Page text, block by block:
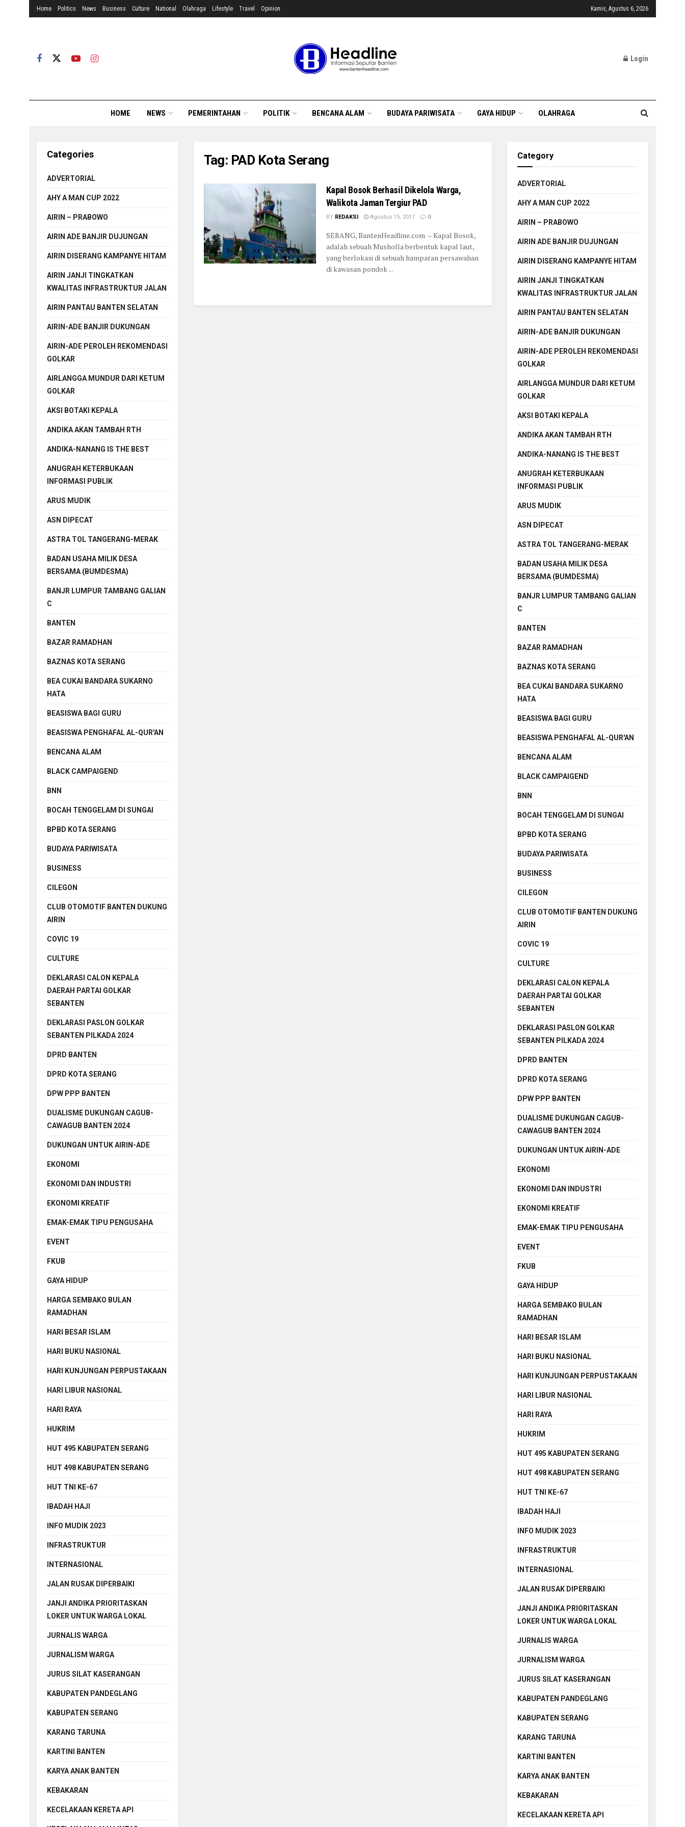
Home Politics News Business Culture National Olahraga Lifestyle Travel Opinion Kamis, Agustus 6, 2026
Login
HOME NEWS PEMERINTAHAN POLITIK BENCANA ALAM BUDAYA PARIWISATA GAYA HIDUP OLAHRAGA
Tag: PAD Kota Serang
Kapal Bosok Berhasil Dikelola Warga,
Walikota Jaman Tergiur PAD
BY REDAKSI Agustus 15, 2017 0
SERANG, BantenHeadline.com – Kapal Bosok,
adalah sebuah Musholla berbentuk kapal laut,
yang berlokasi di sebuah hamparan persawahan
di kawasan pondok ...
Categories
ADVERTORIAL
AHY A MAN CUP 2022
AIRIN – PRABOWO
AIRIN ADE BANJIR DUJUNGAN
AIRIN DISERANG KAMPANYE HITAM
AIRIN JANJI TINGKATKAN
KWALITAS INFRASTRUKTUR JALAN
AIRIN PANTAU BANTEN SELATAN
AIRIN-ADE BANJIR DUKUNGAN
AIRIN-ADE PEROLEH REKOMENDASI
GOLKAR
AIRLANGGA MUNDUR DARI KETUM
GOLKAR
AKSI BOTAKI KEPALA
ANDIKA AKAN TAMBAH RTH
ANDIKA-NANANG IS THE BEST
ANUGRAH KETERBUKAAN
INFORMASI PUBLIK
ARUS MUDIK
ASN DIPECAT
ASTRA TOL TANGERANG-MERAK
BADAN USAHA MILIK DESA
BERSAMA (BUMDESMA)
BANJR LUMPUR TAMBANG GALIAN
C
BANTEN
BAZAR RAMADHAN
BAZNAS KOTA SERANG
BEA CUKAI BANDARA SUKARNO
HATA
BEASISWA BAGI GURU
BEASISWA PENGHAFAL AL-QUR'AN
BENCANA ALAM
BLACK CAMPAIGEND
BNN
BOCAH TENGGELAM DI SUNGAI
BPBD KOTA SERANG
BUDAYA PARIWISATA
BUSINESS
CILEGON
CLUB OTOMOTIF BANTEN DUKUNG
AIRIN
COVIC 19
CULTURE
DEKLARASI CALON KEPALA
DAERAH PARTAI GOLKAR
SEBANTEN
DEKLARASI PASLON GOLKAR
SEBANTEN PILKADA 2024
DPRD BANTEN
DPRD KOTA SERANG
DPW PPP BANTEN
DUALISME DUKUNGAN CAGUB-
CAWAGUB BANTEN 2024
DUKUNGAN UNTUK AIRIN-ADE
EKONOMI
EKONOMI DAN INDUSTRI
EKONOMI KREATIF
EMAK-EMAK TIPU PENGUSAHA
EVENT
FKUB
GAYA HIDUP
HARGA SEMBAKO BULAN
RAMADHAN
HARI BESAR ISLAM
HARI BUKU NASIONAL
HARI KUNJUNGAN PERPUSTAKAAN
HARI LIBUR NASIONAL
HARI RAYA
HUKRIM
HUT 495 KABUPATEN SERANG
HUT 498 KABUPATEN SERANG
HUT TNI KE-67
IBADAH HAJI
INFO MUDIK 2023
INFRASTRUKTUR
INTERNASIONAL
JALAN RUSAK DIPERBAIKI
JANJI ANDIKA PRIORITASKAN
LOKER UNTUK WARGA LOKAL
JURNALIS WARGA
JURNALISM WARGA
JURUS SILAT KASERANGAN
KABUPATEN PANDEGLANG
KABUPATEN SERANG
KARANG TARUNA
KARTINI BANTEN
KARYA ANAK BANTEN
KEBAKARAN
KECELAKAAN KERETA API
Category
ADVERTORIAL
AHY A MAN CUP 2022
AIRIN – PRABOWO
AIRIN ADE BANJIR DUJUNGAN
AIRIN DISERANG KAMPANYE HITAM
AIRIN JANJI TINGKATKAN
KWALITAS INFRASTRUKTUR JALAN
AIRIN PANTAU BANTEN SELATAN
AIRIN-ADE BANJIR DUKUNGAN
AIRIN-ADE PEROLEH REKOMENDASI
GOLKAR
AIRLANGGA MUNDUR DARI KETUM
GOLKAR
AKSI BOTAKI KEPALA
ANDIKA AKAN TAMBAH RTH
ANDIKA-NANANG IS THE BEST
ANUGRAH KETERBUKAAN
INFORMASI PUBLIK
ARUS MUDIK
ASN DIPECAT
ASTRA TOL TANGERANG-MERAK
BADAN USAHA MILIK DESA
BERSAMA (BUMDESMA)
BANJR LUMPUR TAMBANG GALIAN
C
BANTEN
BAZAR RAMADHAN
BAZNAS KOTA SERANG
BEA CUKAI BANDARA SUKARNO
HATA
BEASISWA BAGI GURU
BEASISWA PENGHAFAL AL-QUR'AN
BENCANA ALAM
BLACK CAMPAIGEND
BNN
BOCAH TENGGELAM DI SUNGAI
BPBD KOTA SERANG
BUDAYA PARIWISATA
BUSINESS
CILEGON
CLUB OTOMOTIF BANTEN DUKUNG
AIRIN
COVIC 19
CULTURE
DEKLARASI CALON KEPALA
DAERAH PARTAI GOLKAR
SEBANTEN
DEKLARASI PASLON GOLKAR
SEBANTEN PILKADA 2024
DPRD BANTEN
DPRD KOTA SERANG
DPW PPP BANTEN
DUALISME DUKUNGAN CAGUB-
CAWAGUB BANTEN 2024
DUKUNGAN UNTUK AIRIN-ADE
EKONOMI
EKONOMI DAN INDUSTRI
EKONOMI KREATIF
EMAK-EMAK TIPU PENGUSAHA
EVENT
FKUB
GAYA HIDUP
HARGA SEMBAKO BULAN
RAMADHAN
HARI BESAR ISLAM
HARI BUKU NASIONAL
HARI KUNJUNGAN PERPUSTAKAAN
HARI LIBUR NASIONAL
HARI RAYA
HUKRIM
HUT 495 KABUPATEN SERANG
HUT 498 KABUPATEN SERANG
HUT TNI KE-67
IBADAH HAJI
INFO MUDIK 2023
INFRASTRUKTUR
INTERNASIONAL
JALAN RUSAK DIPERBAIKI
JANJI ANDIKA PRIORITASKAN
LOKER UNTUK WARGA LOKAL
JURNALIS WARGA
JURNALISM WARGA
JURUS SILAT KASERANGAN
KABUPATEN PANDEGLANG
KABUPATEN SERANG
KARANG TARUNA
KARTINI BANTEN
KARYA ANAK BANTEN
KEBAKARAN
KECELAKAAN KERETA API